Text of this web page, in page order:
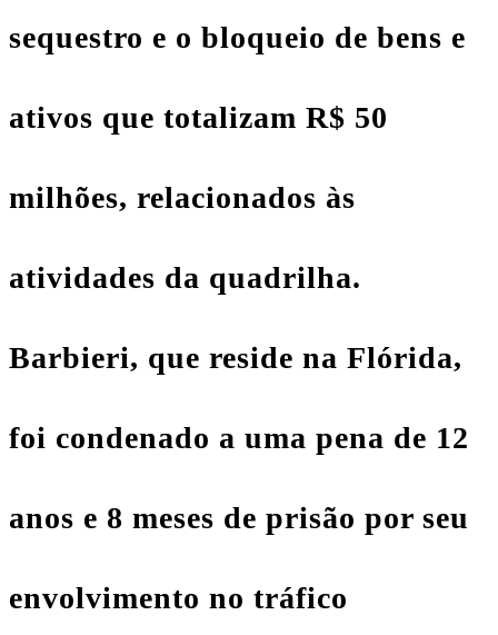
sequestro e o bloqueio de bens e
ativos que totalizam R$ 50
milhões, relacionados às
atividades da quadrilha.
Barbieri, que reside na Flórida,
foi condenado a uma pena de 12
anos e 8 meses de prisão por seu
envolvimento no tráfico